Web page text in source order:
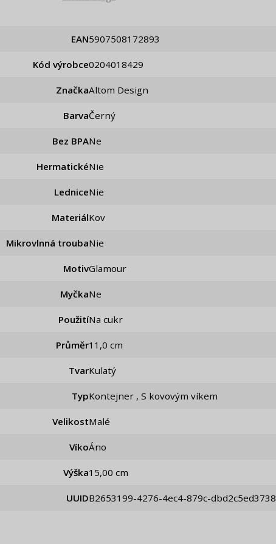
EAN 5907508172893
Kód výrobce 0204018429
Značka Altom Design
Barva Černý
Bez BPA Ne
Hermatické nie
Lednice nie
Materiál Kov
Mikrovlnná trouba nie
Motiv Glamour
Myčka Ne
Použití Na cukr
Průměr 11,0 cm
Tvar Kulatý
Typ Kontejner , S kovovým víkem
Velikost Malé
Víko áno
Výška 15,00 cm
UUID b2653199-4276-4ec4-879c-dbd2c5ed3738